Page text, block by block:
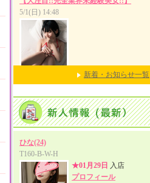
新着・お知らせ一覧